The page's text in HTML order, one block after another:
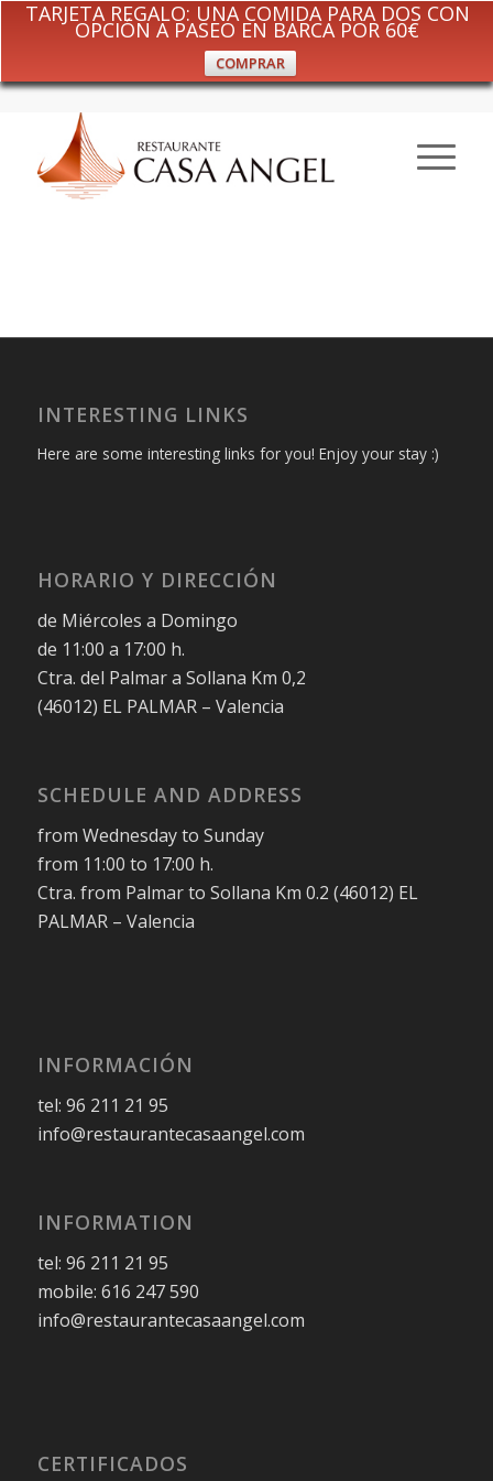
TARJETA REGALO: UNA COMIDA PARA DOS CON
OPCIÓN A PASEO EN BARCA POR 60€
COMPRAR
INTERESTING LINKS
Here are some interesting links for you! Enjoy your stay :)
HORARIO Y DIRECCIÓN
de Miércoles a Domingo
de 11:00 a 17:00 h.
Ctra. del Palmar a Sollana Km 0,2
(46012) EL PALMAR – Valencia
SCHEDULE AND ADDRESS
from Wednesday to Sunday
from 11:00 to 17:00 h.
Ctra. from Palmar to Sollana Km 0.2 (46012) EL
PALMAR – Valencia
INFORMACIÓN
tel: 96 211 21 95
info@restaurantecasaangel.com
INFORMATION
tel: 96 211 21 95
mobile: 616 247 590
info@restaurantecasaangel.com
CERTIFICADOS